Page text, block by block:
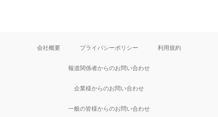
会社概要 プライバシーポリシー 利用規約
報道関係者からのお問い合わせ
企業様からのお問い合わせ
一般の皆様からのお問い合わせ